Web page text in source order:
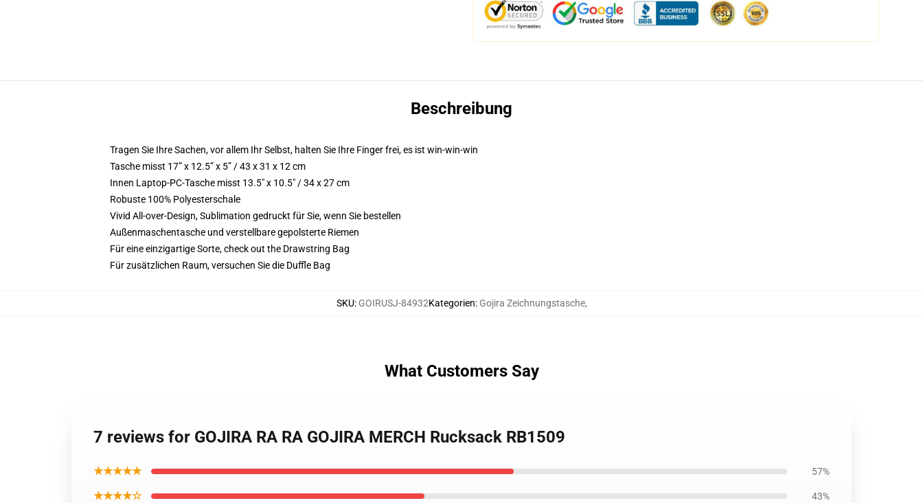
Beschreibung
Tragen Sie Ihre Sachen, vor allem Ihr Selbst, halten Sie Ihre Finger frei, es ist win-win-win
Tasche misst 17” x 12.5” x 5” / 43 x 31 x 12 cm
Innen Laptop-PC-Tasche misst 13.5" x 10.5" / 34 x 27 cm
Robuste 100% Polyesterschale
Vivid All-over-Design, Sublimation gedruckt für Sie, wenn Sie bestellen
Außenmaschentasche und verstellbare gepolsterte Riemen
Für eine einzigartige Sorte, check out the Drawstring Bag
Für zusätzlichen Raum, versuchen Sie die Duffle Bag
SKU: GOIRUSJ-84932Kategorien: Gojira Zeichnungstasche,
What Customers Say
7 reviews for GOJIRA RA RA GOJIRA MERCH Rucksack RB1509
★★★★★ 57%
★★★★☆ 43%